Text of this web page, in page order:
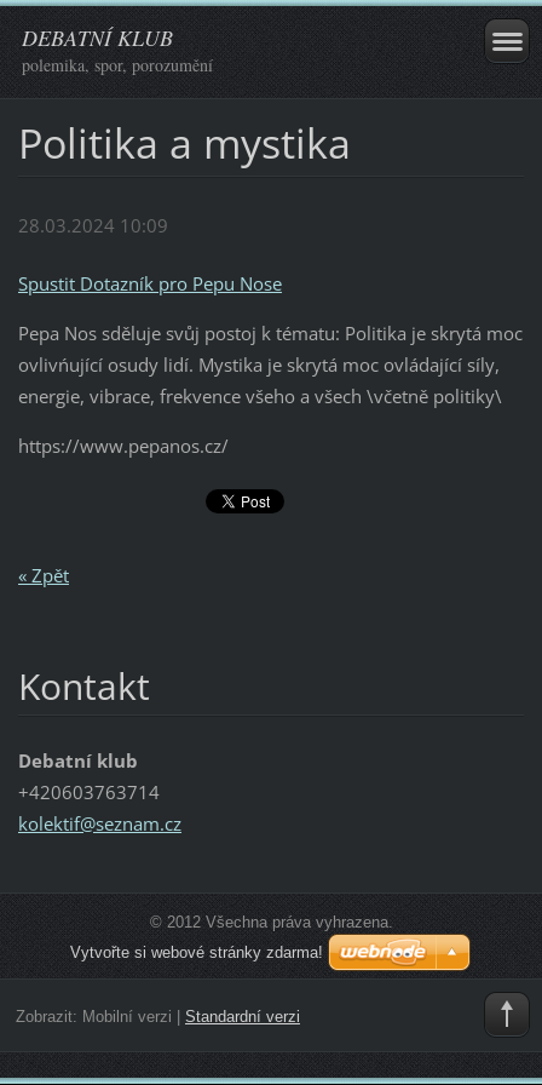
DEBATNÍ KLUB
polemika, spor, porozumění
Politika a mystika
28.03.2024 10:09
Spustit Dotazník pro Pepu Nose
Pepa Nos sděluje svůj postoj k tématu: Politika je skrytá moc
ovlivńující osudy lidí. Mystika je skrytá moc ovládající síly,
energie, vibrace, frekvence všeho a všech \včetně politiky\
https://www.pepanos.cz/
« Zpět
Kontakt
Debatní klub
+420603763714
kolektif@seznam.cz
© 2012 Všechna práva vyhrazena.
Vytvořte si webové stránky zdarma!
Zobrazit: Mobilní verzi Standardní verzi